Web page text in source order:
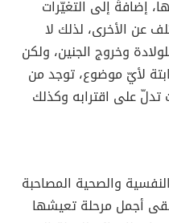
إضافةً إلى التغيّرات
عن الأخرى، لذلك لا
وخروج الجنين، ولكن
لأيّ موضوع، توجد من
تدلّ على اقترابه وكذلك
والصحية المصاحبة
أجمل مرحلة تعيشها